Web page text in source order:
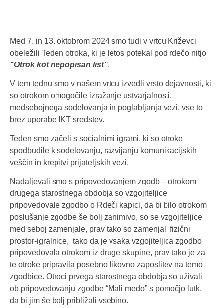
Med 7. in 13. oktobrom 2024 smo tudi v vrtcu Križevci
obeležili Teden otroka, ki je letos potekal pod rdečo nitjo
“Otrok kot nepopisan list”.
V tem tednu smo v našem vrtcu izvedli vrsto dejavnosti, ki
so otrokom omogočile izražanje ustvarjalnosti,
medsebojnega sodelovanja in poglabljanja vezi, vse to
brez uporabe IKT sredstev.
Teden smo začeli s socialnimi igrami, ki so otroke
spodbudile k sodelovanju, razvijanju komunikacijskih
veščin in krepitvi prijateljskih vezi.
Nadaljevali smo s pripovedovanjem zgodb – otrokom
drugega starostnega obdobja so vzgojiteljice
pripovedovale zgodbo o Rdeči kapici, da bi bilo otrokom
poslušanje zgodbe še bolj zanimivo, so se vzgojiteljice
med seboj zamenjale, prav tako so zamenjali fizični
prostor-igralnice, tako da je vsaka vzgojiteljica zgodbo
pripovedovala otrokom iz druge skupine, prav tako je za
te otroke pripravila posebno likovno zaposlitev na temo
zgodbice. Otroci prvega starostnega obdobja so uživali
ob pripovedovanju zgodbe “Mali medo” s pomočjo lutk,
da bi jim še bolj približali vsebino.